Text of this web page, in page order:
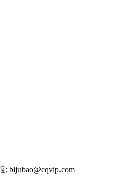
bljubao@cqvip.com